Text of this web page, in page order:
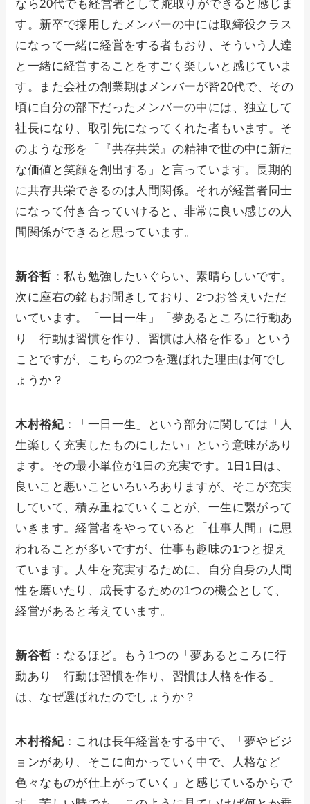
なら20代でも経営者として舵取りができると感じま
す。新卒で採用したメンバーの中には取締役クラス
になって一緒に経営をする者もおり、そういう人達
と一緒に経営することをすごく楽しいと感じていま
す。また会社の創業期はメンバーが皆20代で、その
頃に自分の部下だったメンバーの中には、独立して
社長になり、取引先になってくれた者もいます。そ
のような形を「『共存共栄』の精神で世の中に新た
な価値と笑顔を創出する」と言っています。長期的
に共存共栄できるのは人間関係。それが経営者同士
になって付き合っていけると、非常に良い感じの人
間関係ができると思っています。
新谷哲 ：私も勉強したいぐらい、素晴らしいです。
次に座右の銘もお聞きしており、2つお答えいただ
いています。「一日一生」「夢あるところに行動あ
り 行動は習慣を作り、習慣は人格を作る」という
ことですが、こちらの2つを選ばれた理由は何でし
ょうか？
木村裕紀：「一日一生」という部分に関しては「人
生楽しく充実したものにしたい」という意味があり
ます。その最小単位が1日の充実です。1日1日は、
良いこと悪いこといろいろありますが、そこが充実
していて、積み重ねていくことが、一生に繋がって
いきます。経営者をやっていると「仕事人間」に思
われることが多いですが、仕事も趣味の1つと捉え
ています。人生を充実するために、自分自身の人間
性を磨いたり、成長するための1つの機会として、
経営があると考えています。
新谷哲 ：なるほど。もう1つの「夢あるところに行
動あり 行動は習慣を作り、習慣は人格を作る」
は、なぜ選ばれたのでしょうか？
木村裕紀：これは長年経営をする中で、「夢やビジ
ョンがあり、そこに向かっていく中で、人格など
色々なものが仕上がっていく」と感じているからで